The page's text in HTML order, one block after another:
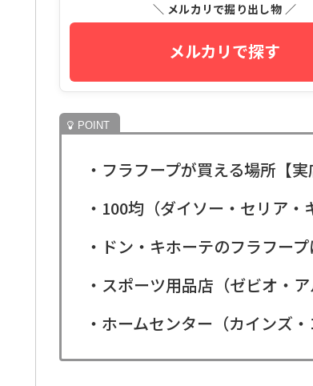
＼ メルカリで掘り出し物 ／
メルカリで探す
・フラフープが買える場所【
・100均（ダイソー・セリア
・ドン・キホーテのフラフー
・スポーツ用品店（ゼビオ・
・ホームセンター（カインズ